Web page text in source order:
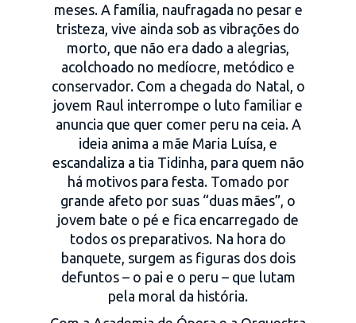
meses. A família, naufragada no pesar e
tristeza, vive ainda sob as vibrações do
morto, que não era dado a alegrias,
acolchoado no medíocre, metódico e
conservador. Com a chegada do Natal, o
jovem Raul interrompe o luto familiar e
anuncia que quer comer peru na ceia. A
ideia anima a mãe Maria Luísa, e
escandaliza a tia Tidinha, para quem não
há motivos para festa. Tomado por
grande afeto por suas “duas mães”, o
jovem bate o pé e fica encarregado de
todos os preparativos. Na hora do
banquete, surgem as figuras dos dois
defuntos – o pai e o peru – que lutam
pela moral da história.